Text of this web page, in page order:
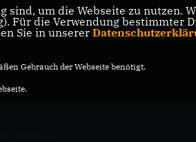
sind, um die Webseite zu
Für die Verwendung
Sie in unserer
Gebrauch der Webseite benötigt.